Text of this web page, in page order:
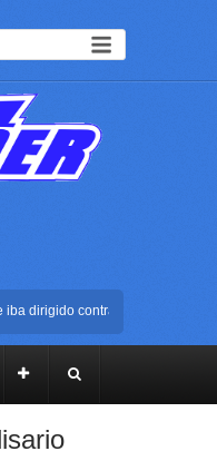
dirigido contra Cali durante la
presidencial de Abelardo
agresor escapara tras atacar